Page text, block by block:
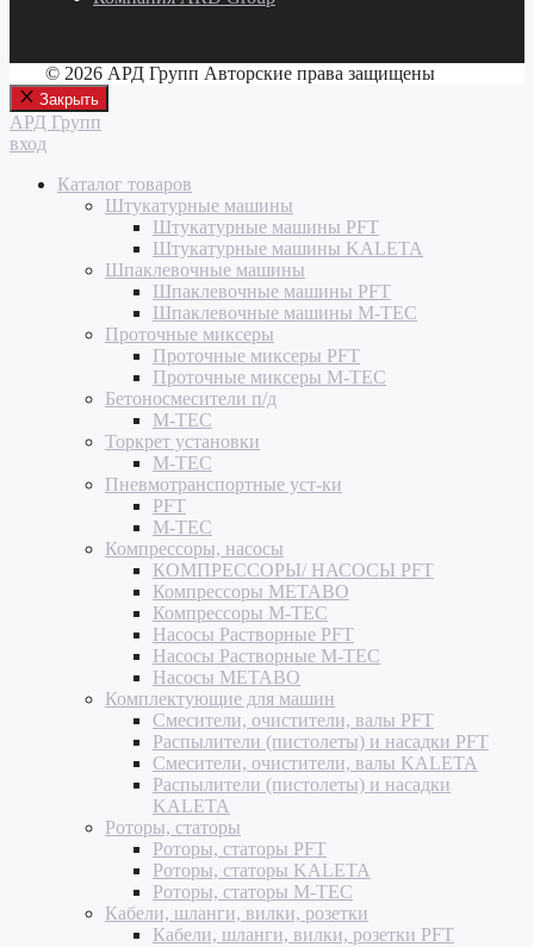
© 2026 АРД Групп Авторские права защищены
Закрыть
АРД Групп
вход
Каталог товаров
Штукатурные машины
Штукатурные машины PFT
Штукатурные машины KALETA
Шпаклевочные машины
Шпаклевочные машины PFT
Шпаклевочные машины M-TEC
Проточные миксеры
Проточные миксеры PFT
Проточные миксеры M-TEC
Бетоносмесители п/д
M-TEC
Торкрет установки
M-TEC
Пневмотранспортные уст-ки
PFT
M-TEC
Компрессоры, насосы
КОМПРЕССОРЫ/ НАСОСЫ PFT
Компрессоры METABO
Компрессоры M-TEC
Насосы Растворные PFT
Насосы Растворные M-TEC
Насосы METABO
Комплектующие для машин
Смесители, очистители, валы PFT
Распылители (пистолеты) и насадки PFT
Смесители, очистители, валы KALETA
Распылители (пистолеты) и насадки
KALETA
Роторы, статоры
Роторы, статоры PFT
Роторы, статоры KALETA
Роторы, статоры M-TEC
Кабели, шланги, вилки, розетки
Кабели, шланги, вилки, розетки PFT